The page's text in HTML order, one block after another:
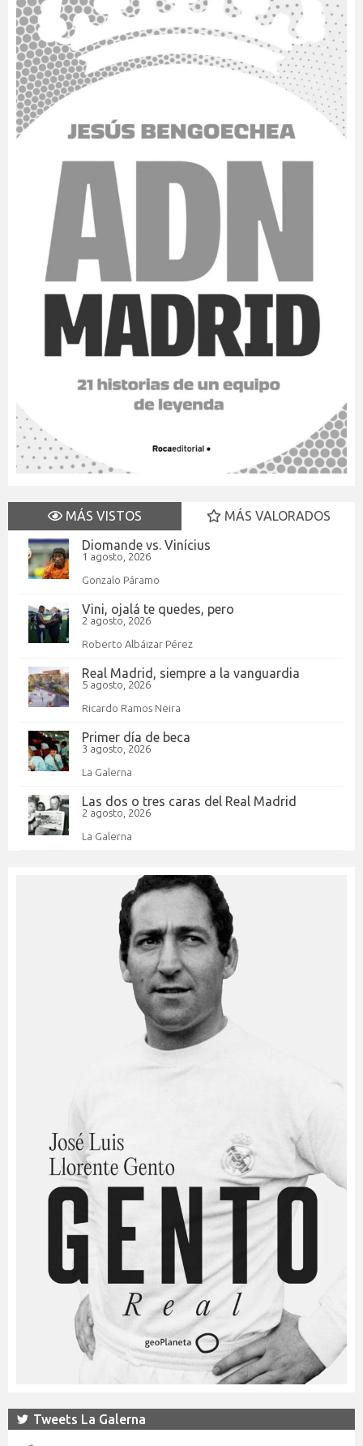
MÁS VISTOS
MÁS VALORADOS
Diomande vs. Vinícius
1 agosto, 2026
Gonzalo Páramo
Vini, ojalá te quedes, pero
2 agosto, 2026
Roberto Albáizar Pérez
Real Madrid, siempre a la vanguardia
5 agosto, 2026
Ricardo Ramos Neira
Primer día de beca
3 agosto, 2026
La Galerna
Las dos o tres caras del Real Madrid
2 agosto, 2026
La Galerna
Tweets La Galerna